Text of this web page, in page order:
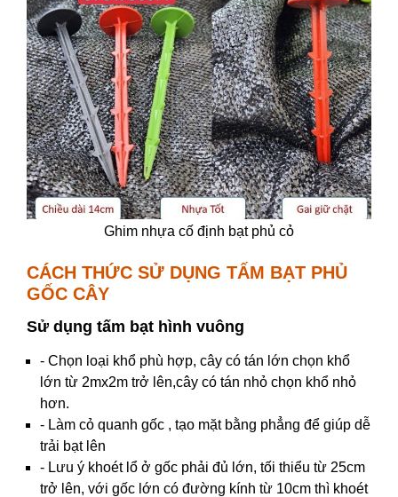
Ghim nhựa cố định bạt phủ cỏ
CÁCH THỨC SỬ DỤNG TẤM BẠT PHỦ
GỐC CÂY
Sử dụng tấm bạt hình vuông
- Chọn loại khổ phù hợp, cây có tán lớn chọn khổ
lớn từ 2mx2m trở lên,cây có tán nhỏ chọn khổ nhỏ
hơn.
- Làm cỏ quanh gốc , tạo mặt bằng phẳng để giúp dễ
trải bạt lên
- Lưu ý khoét lổ ở gốc phải đủ lớn, tối thiểu từ 25cm
trở lên, với gốc lớn có đường kính từ 10cm thì khoét